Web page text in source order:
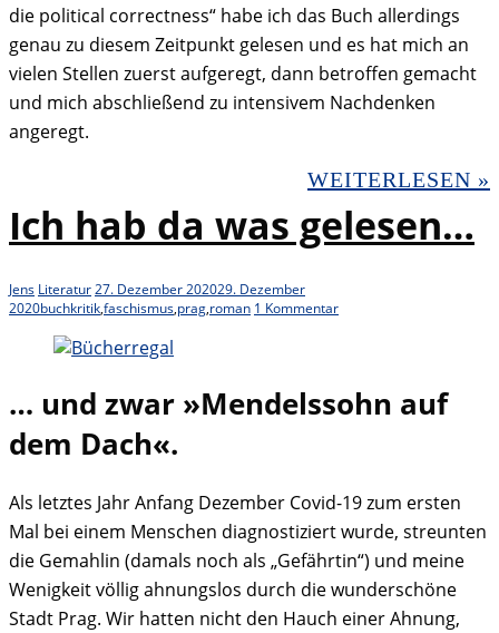
die political correctness“ habe ich das Buch allerdings
genau zu diesem Zeitpunkt gelesen und es hat mich an
vielen Stellen zuerst aufgeregt, dann betroffen gemacht
und mich abschließend zu intensivem Nachdenken
angeregt.
WEITERLESEN »
Ich hab da was gelesen…
Jens Literatur27. Dezember 202029. Dezember
2020buchkritik,faschismus,prag,roman 1 Kommentar
… und zwar »Mendelssohn auf
dem Dach«.
Als letztes Jahr Anfang Dezember Covid-19 zum ersten
Mal bei einem Menschen diagnostiziert wurde, streunten
die Gemahlin (damals noch als „Gefährtin“) und meine
Wenigkeit völlig ahnungslos durch die wunderschöne
Stadt Prag. Wir hatten nicht den Hauch einer Ahnung,